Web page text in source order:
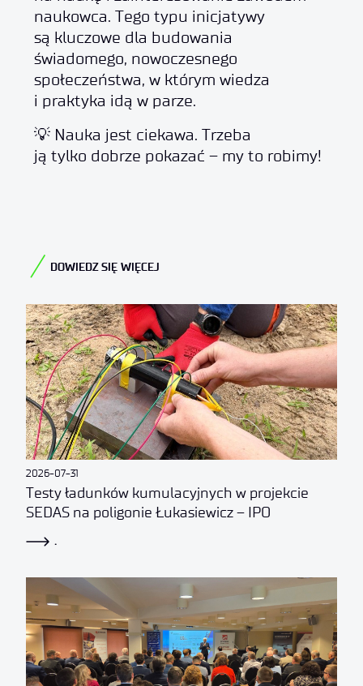
naukowca. Tego typu inicjatywy
są kluczowe dla budowania
świadomego, nowoczesnego
społeczeństwa, w którym wiedza
i praktyka idą w parze.
💡 Nauka jest ciekawa. Trzeba
ją tylko dobrze pokazać – my to robimy!
DOWIEDZ SIĘ WIĘCEJ
Testy ładunków kumulacyjnych w projekcie
SEDAS na poligonie Łukasiewicz – IPO
2026-07-31
.